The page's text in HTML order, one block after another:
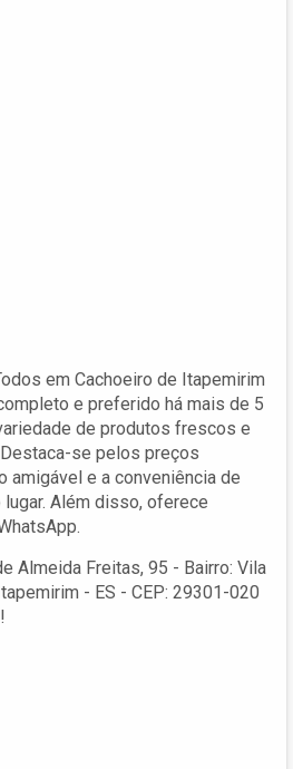
em Cachoeiro de Itapemirim
e preferido há mais de 5
de produtos frescos e
se pelos preços
amigável e a conveniência de
Além disso, oferece
Almeida Freitas, 95 - Bairro: Vila
- ES - CEP: 29301-020